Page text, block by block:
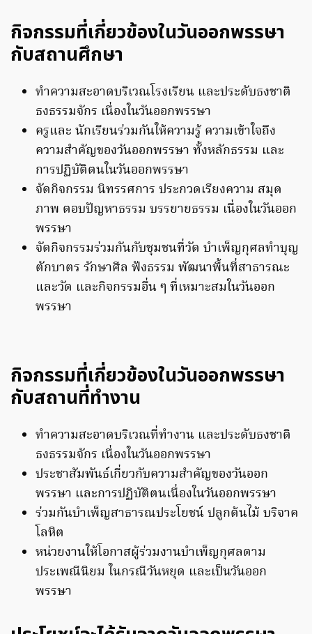
กิจกรรมที่เกี่ยวข้องในวันออกพรรษา
กับสถานศึกษา
ทำความสะอาดบริเวณโรงเรียน และประดับธงชาติ
ธงธรรมจักร เนื่องในวันออกพรรษา
ครูและ นักเรียนร่วมกันให้ความรู้ ความเข้าใจถึง
ความสำคัญของวันออกพรรษา ทั้งหลักธรรม และ
การปฏิบัติตนในวันออกพรรษา
จัดกิจกรรม นิทรรศการ ประกวดเรียงความ สมุด
ภาพ ตอบปัญหาธรรม บรรยายธรรม เนื่องในวันออก
พรรษา
จัดกิจกรรมร่วมกันกับชุมชนที่วัด บำเพ็ญกุศลทำบุญ
ตักบาตร รักษาศีล ฟังธรรม พัฒนาพื้นที่สาธารณะ
และวัด และกิจกรรมอื่น ๆ ที่เหมาะสมในวันออก
พรรษา
กิจกรรมที่เกี่ยวข้องในวันออกพรรษา
กับสถานที่ทำงาน
ทำความสะอาดบริเวณที่ทำงาน และประดับธงชาติ
ธงธรรมจักร เนื่องในวันออกพรรษา
ประชาสัมพันธ์เกี่ยวกับความสำคัญของวันออก
พรรษา และการปฏิบัติตนเนื่องในวันออกพรรษา
ร่วมกันบำเพ็ญสาธารณประโยชน์ ปลูกต้นไม้ บริจาค
โลหิต
หน่วยงานให้โอกาสผู้ร่วมงานบำเพ็ญกุศลตาม
ประเพณีนิยม ในกรณีวันหยุด และเป็นวันออก
พรรษา